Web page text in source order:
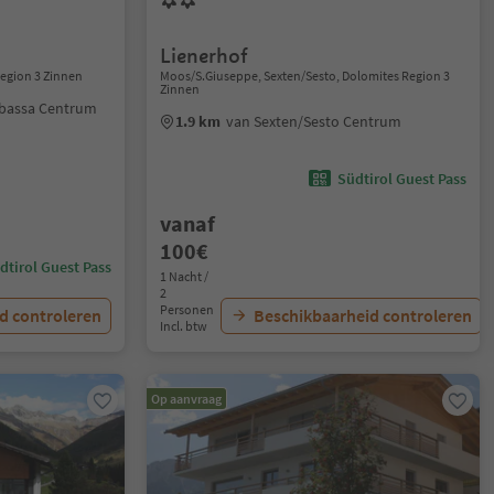
3 Zinnen
Centrum
Guest Pass
controleren
Lienerhof
Moos/S.Giuseppe, Sexten/Sesto, Dolomites Region 3
Zinnen
1.9 km van Sexten/Sesto Centrum
Südtirol Guest Pass
vanaf
100€
1 Nacht /
2
Personen
Incl. btw
Beschikbaarheid controleren
Op aanvraag